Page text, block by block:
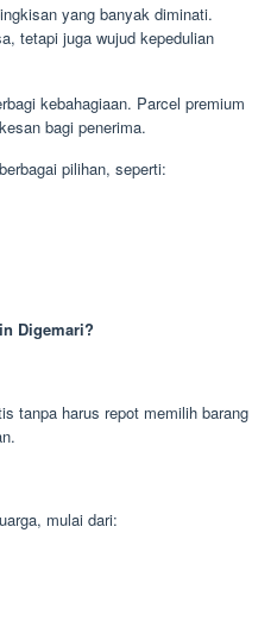
yang banyak diminati.
tetapi juga wujud kepedulian
kebahagiaan. Parcel premium
bagi penerima.
pilihan, seperti:
Digemari?
tanpa harus repot memilih barang
mulai dari: